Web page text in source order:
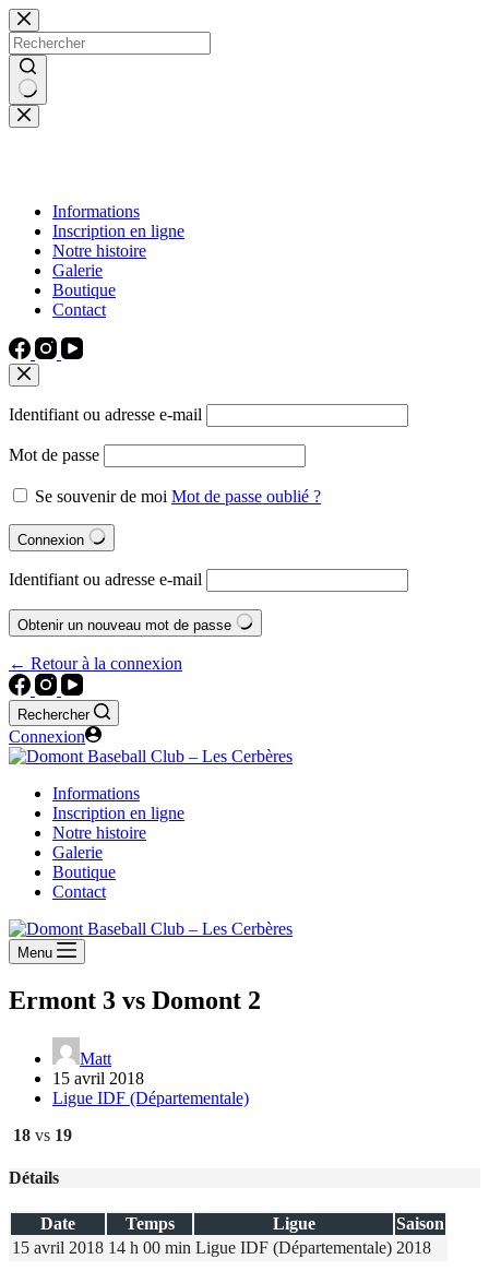
Passer
au
contenu
Aucun
résultat
Informations
Inscription en ligne
Notre histoire
Galerie
Boutique
Contact
Identifiant ou adresse e-mail
Mot de passe
Se souvenir de moi Mot de passe oublié ?
Connexion
Identifiant ou adresse e-mail
Obtenir un nouveau mot de passe
← Retour à la connexion
Rechercher
Connexion
Informations
Inscription en ligne
Notre histoire
Galerie
Boutique
Contact
Menu
Ermont 3 vs Domont 2
Matt
15 avril 2018
Ligue IDF (Départementale)
18 vs 19
Détails
Date Temps Ligue
Saison
15 avril 2018 14 h 00 min Ligue IDF (Départementale) 2018